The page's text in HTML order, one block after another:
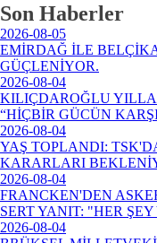
Son Haberler
2026-08-05
EMİRDAĞ İLE
GÜÇLENİYOR.
2026-08-04
KILIÇDAROĞLU
“HİÇBİR GÜCÜN
2026-08-04
YAŞ TOPLANDI:
KARARLARI
2026-08-04
FRANCKEN'DEN
SERT YANIT: "HER
2026-08-04